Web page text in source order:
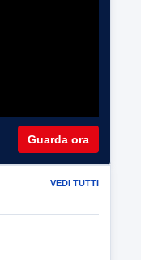
Guarda ora
VEDI TUTTI